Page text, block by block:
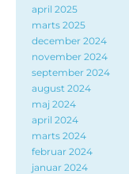
april 2025
marts 2025
december 2024
november 2024
september 2024
august 2024
maj 2024
april 2024
marts 2024
februar 2024
januar 2024